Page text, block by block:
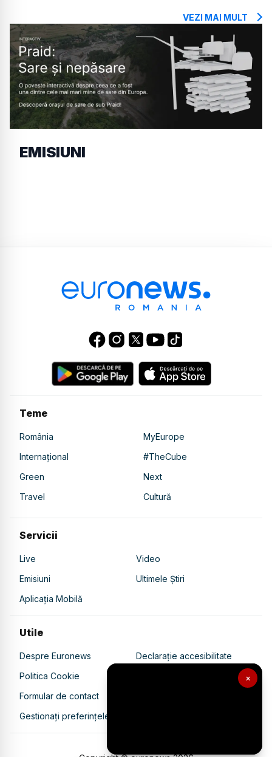
×
VEZI MAI MULT
EMISIUNI
Teme
România
MyEurope
Internațional
#TheCube
Green
Next
Travel
Cultură
Servicii
Live
Video
Emisiuni
Ultimele Știri
Aplicația Mobilă
Utile
Despre Euronews
Declarație accesibilitate
Politica Cookie
Politica de confidențialitate
Formular de contact
Gestionați preferințele